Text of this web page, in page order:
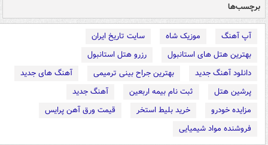
برچسب‌ها
آپ آهنگ موزیک شاه
سایت تاریخ ایران
بهترین هتل های استانبول
رزرو هتل استانبول
دانلود آهنگ جدید
بهترین جراح بینی ترمیمی
آهنگ های جدید
پرشین هتل
ثبت نام بیمه اربعین
آهنگ جدید
مزایده خودرو
خرید بلیط استخر
قیمت ورق آهن پرایس
فروشنده مواد شیمیایی